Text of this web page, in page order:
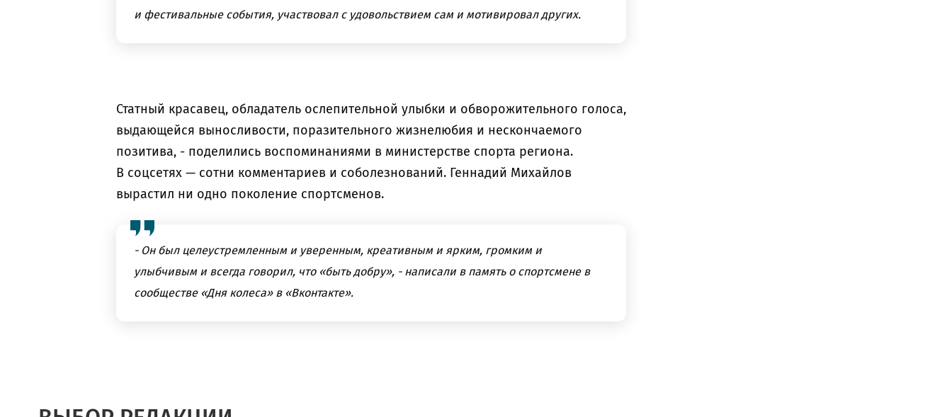
и фестивальные события, участвовал с удовольствием сам и мотивировал других.
Статный красавец, обладатель ослепительной улыбки и обворожительного голоса,
выдающейся выносливости, поразительного жизнелюбия и нескончаемого
позитива, - поделились воспоминаниями в министерстве спорта региона.
В соцсетях — сотни комментариев и соболезнований. Геннадий Михайлов
вырастил ни одно поколение спортсменов.
- Он был целеустремленным и уверенным, креативным и ярким, громким и
улыбчивым и всегда говорил, что «быть добру», - написали в память о спортсмене в
сообществе «Дня колеса» в «Вконтакте».